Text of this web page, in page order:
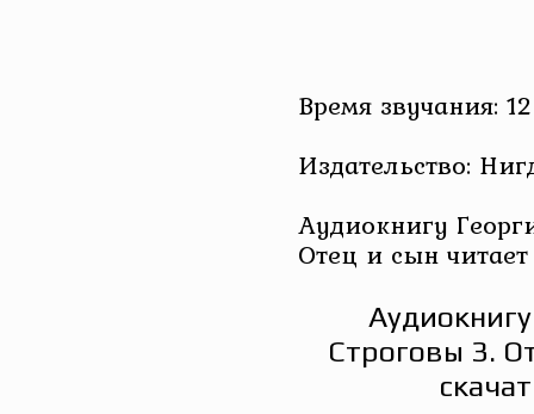
Время звучания:
Издательство:
Аудиокнигу
Отец и сын
Строговы 3.